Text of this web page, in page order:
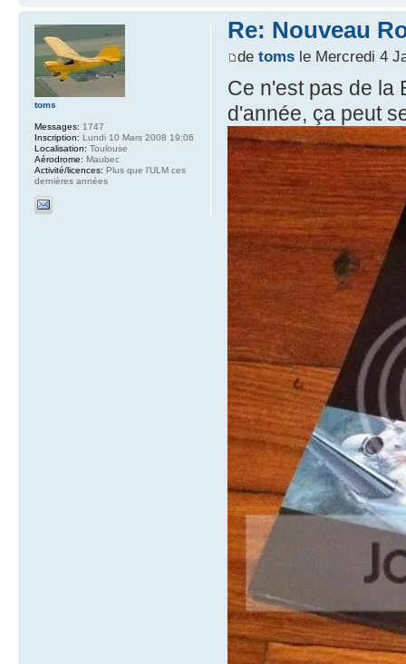
Re: Nouveau
de tomsle Mercredi 4
Ce n'est pas de la
d'année, ça peut
toms
Messages: 1747
Inscription: Lundi 10 Mars 2008 19:06
Localisation: Toulouse
Aérodrome: Maubec
Activité/licences: Plus que l'ULM ces
dernières années